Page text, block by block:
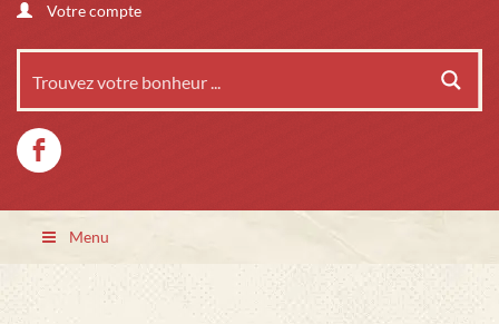
Votre compte
Menu